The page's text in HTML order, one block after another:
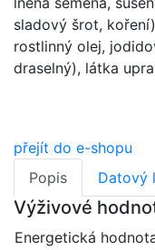
sladový šrot,
rostlinný olej,
draselný), látka
přejít do e-shopu
Popis
Datový
Výživové
Energetická